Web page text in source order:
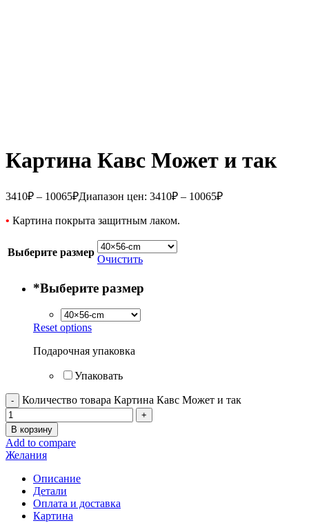
Картина Кавс Может и так
3410₽ – 10065₽Диапазон цен: 3410₽ – 10065₽
• Картина покрыта защитным лаком.
Выберите размер
Очистить
*Выберите размер
Reset options
Подарочная упаковка
Упаковать
Количество товара Картина Кавс Может и так
В корзину
Add to compare
Желания
Описание
Детали
Оплата и доставка
Картина